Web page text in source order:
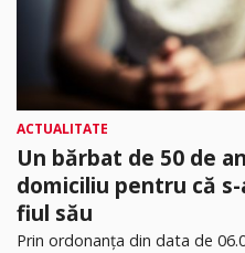
ACTUALITATE
Un bărbat de 50 de
domiciliu pentru că
fiul său
Prin ordonanța din data de